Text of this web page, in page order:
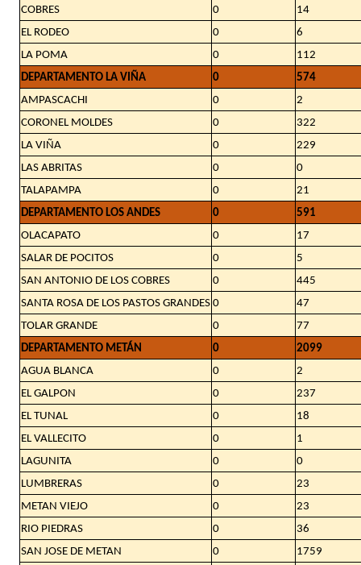
COBRES
0
14
EL RODEO
0
6
LA POMA
0
112
DEPARTAMENTO LA VIÑA
0
574
AMPASCACHI
0
2
CORONEL MOLDES
0
322
LA VIÑA
0
229
LAS ABRITAS
0
0
TALAPAMPA
0
21
DEPARTAMENTO LOS ANDES
0
591
OLACAPATO
0
17
SALAR DE POCITOS
0
5
SAN ANTONIO DE LOS COBRES
0
445
SANTA ROSA DE LOS PASTOS GRANDES 0
47
TOLAR GRANDE
0
77
DEPARTAMENTO METÁN
0
2099
AGUA BLANCA
0
2
EL GALPON
0
237
EL TUNAL
0
18
EL VALLECITO
0
1
LAGUNITA
0
0
LUMBRERAS
0
23
METAN VIEJO
0
23
RIO PIEDRAS
0
36
SAN JOSE DE METAN
0
1759